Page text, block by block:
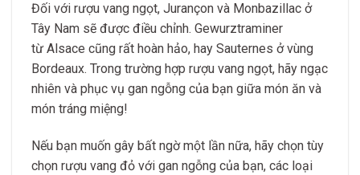
Đối với rượu vang ngọt, Jurançon và Monbazillac ở
Tây Nam sẽ được điều chỉnh. Gewurztraminer
từ Alsace cũng rất hoàn hảo, hay Sauternes ở vùng
Bordeaux. Trong trường hợp rượu vang ngọt, hãy ngạc
nhiên và phục vụ gan ngỗng của bạn giữa món ăn và
món tráng miệng!
Nếu bạn muốn gây bất ngờ một lần nữa, hãy chọn tùy
chọn rượu vang đỏ với gan ngỗng của bạn, các loại